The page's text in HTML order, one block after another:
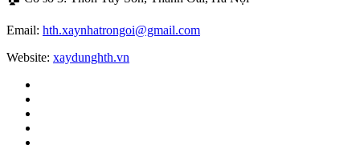
Email: hth.xaynhatrongoi@gmail.com
Website: xaydunghth.vn